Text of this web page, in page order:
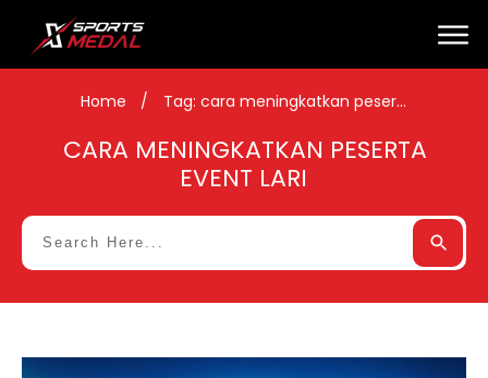
Home / Tag: cara meningkatkan peserta event lari
CARA MENINGKATKAN PESERTA
EVENT LARI